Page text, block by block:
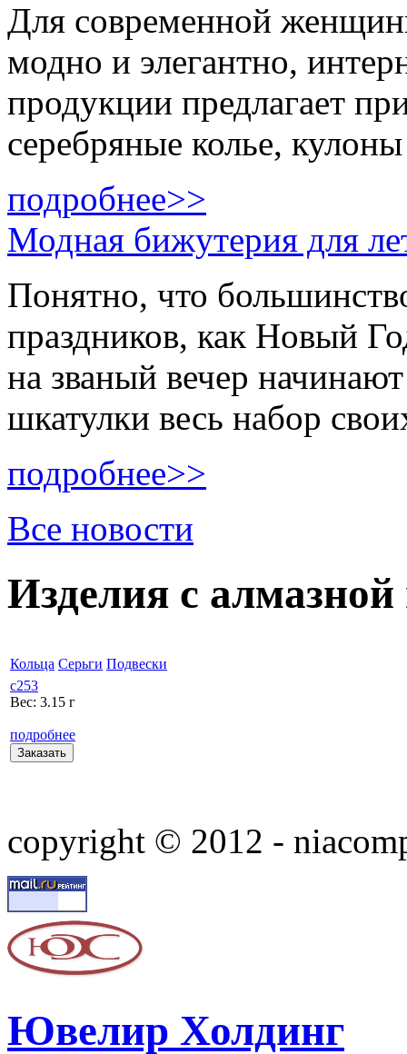
Для современной
модно и элегантно,
продукции предлагает
серебряные колье,
подробнее>>
Модная бижутерия для
Понятно, что
праздников, как Новый
на званый вечер
шкатулки весь набор
подробнее>>
Все новости
Изделия с
Кольца Серьги Подвески
с253
Вес: 3.15 г
подробнее
сopyright © 2012 -
Ювелир Холдинг